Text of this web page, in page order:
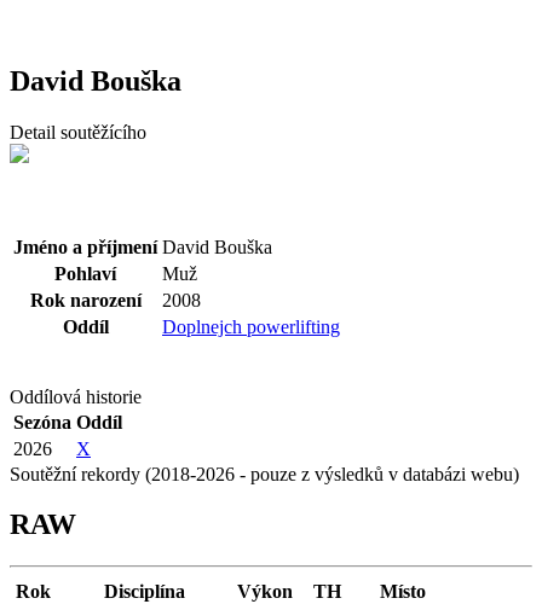
David Bouška
Detail soutěžícího
Jméno a příjmení David Bouška
Pohlaví
Muž
Rok narození
2008
Oddíl
Doplnejch powerlifting
Oddílová historie
Sezóna Oddíl
2026
X
Soutěžní rekordy (2018-2026 - pouze z výsledků v databázi webu)
RAW
Rok Disciplína Výkon TH
Místo